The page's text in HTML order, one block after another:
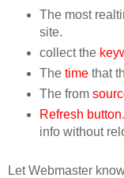
The most
site.
collect the
The timethat
The from
Refresh button
info without
Let Webmaster